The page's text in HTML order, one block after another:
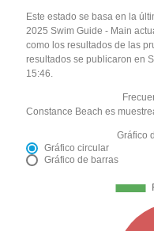
Este estado se basa en la
2025 Swim Guide - Main
como los resultados de las
resultados se publicaron en
15:46.
Constance Beach es
Gráfico
Gráfico circular
Gráfico de barras